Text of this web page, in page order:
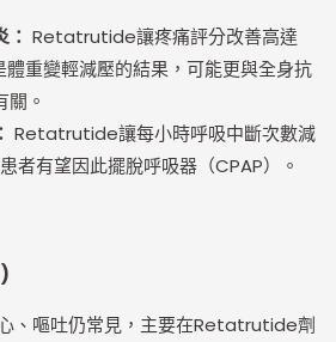
Retatrutide讓疼痛評分改善高達
體重變輕減壓的結果，可能更與全身抗
關。
Retatrutide讓每小時呼吸中斷次數減
者有望因此擺脫呼吸器（CPAP）。
、嘔吐仍常見，主要在Retatrutide劑